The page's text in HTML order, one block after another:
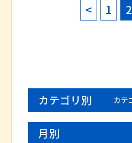
< 1 2
カテゴリ別 カテ
月別